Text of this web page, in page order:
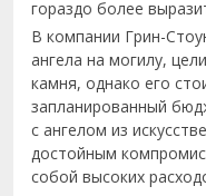
гораздо более
В компании Грин-
ангела на могилу,
камня, однако его
запланированный
с ангелом из
достойным
собой высоких